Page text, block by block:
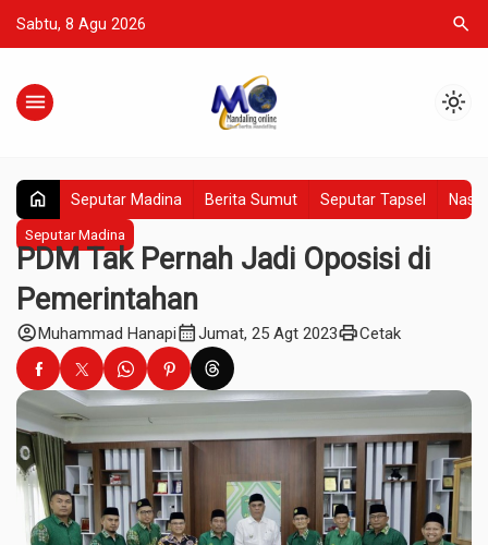
Sabtu, 8 Agu 2026 search
menu light_mode
home Seputar Madina Berita Sumut Seputar Tapsel
Seputar Madina
PDM Tak Pernah Jadi Oposisi di
Pemerintahan
account_circleMuhammad Hanapicalendar_monthJumat, 25 Agt 2023printCetak